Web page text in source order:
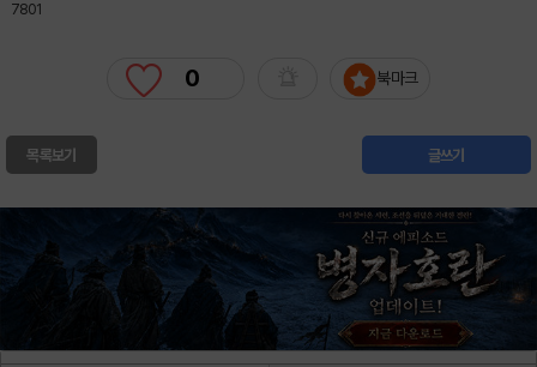
7801
0 북마크
목록보기 글쓰기